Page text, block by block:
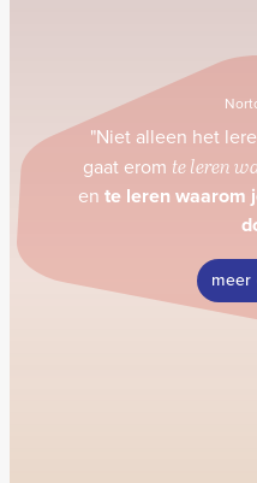
"Niet alleen het
gaat erom te leren
en te leren waarom